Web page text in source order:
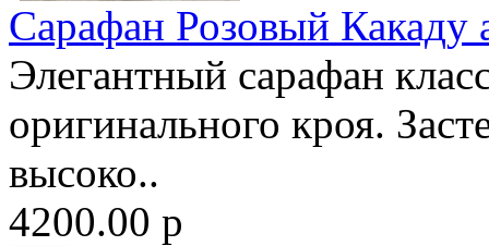
Сарафан Розовый Какаду
Элегантный сарафан
оригинального кроя.
высоко..
4200.00 р